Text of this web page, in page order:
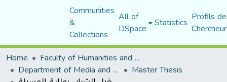
Communities
&
Collections
All of
DSpace Statistics Profils
Home
Faculty of Humanities and Social Sciences
Department of Media and Communication Studies Master Thesis